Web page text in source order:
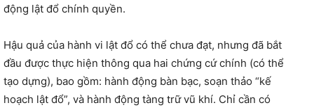
động lật đổ chính quyền.
Hậu quả của hành vi lật đổ có thể chưa đạt, nhưng đã bắt
đầu được thực hiện thông qua hai chứng cứ chính (có thể
tạo dựng), bao gồm: hành động bàn bạc, soạn thảo “kế
hoạch lật đổ”, và hành động tàng trữ vũ khí. Chỉ cần có